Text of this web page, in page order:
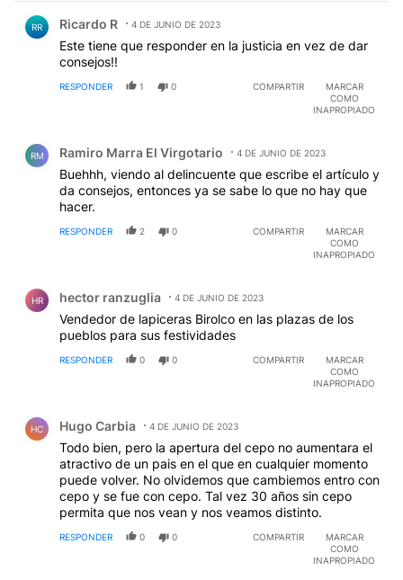
RR Ricardo R 4 DE JUNIO DE 2023
Este tiene que responder en la justicia en vez de dar
consejos!!
RESPONDER 1 0 COMPARTIR
MARCAR
COMO
INAPROPIADO
RM Ramiro Marra El Virgotario 4 DE JUNIO DE 2023
Buehhh, viendo al delincuente que escribe el artículo y
da consejos, entonces ya se sabe lo que no hay que
hacer.
RESPONDER 2 0 COMPARTIR
MARCAR
COMO
INAPROPIADO
HR hector ranzuglia 4 DE JUNIO DE 2023
Vendedor de lapiceras Birolco en las plazas de los
pueblos para sus festividades
RESPONDER 0 0 COMPARTIR
MARCAR
COMO
INAPROPIADO
HC Hugo Carbia 4 DE JUNIO DE 2023
Todo bien, pero la apertura del cepo no aumentara el
atractivo de un pais en el que en cualquier momento
puede volver. No olvidemos que cambiemos entro con
cepo y se fue con cepo. Tal vez 30 años sin cepo
permita que nos vean y nos veamos distinto.
RESPONDER 0 0 COMPARTIR
MARCAR
COMO
INAPROPIADO